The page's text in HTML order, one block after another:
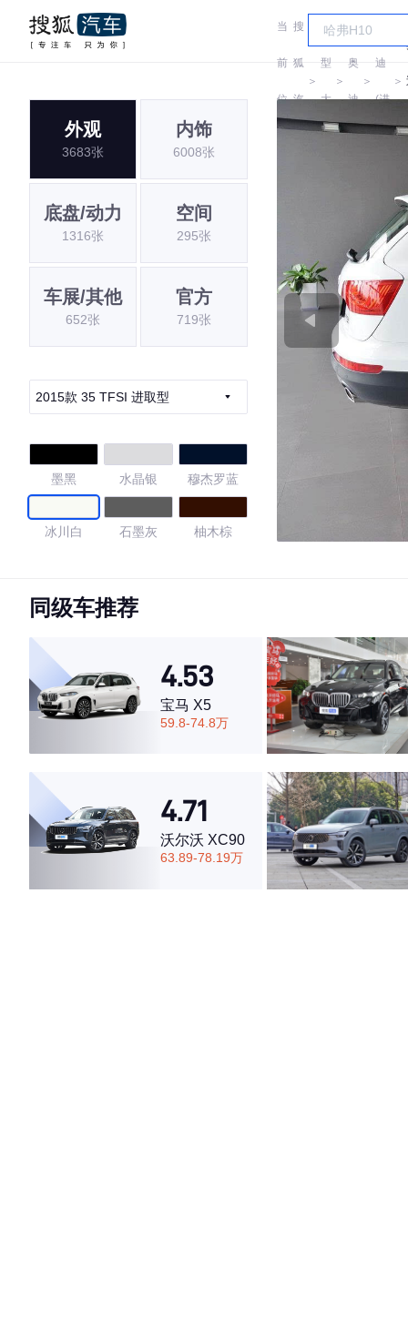
当
前
位
搜
狐
汽
＞
车
型
大
全
＞
奥
迪
＞
迪
(进
口)
＞
外观
3683张
内饰
6008张
底盘/动力
1316张
空间
295张
车展/其他
652张
官方
719张
2015款 35 TFSI 进取型
墨黑 水晶银 穆杰罗蓝
冰川白 石墨灰 柚木棕
花剑银 天云灰 纳瓦拉蓝
4.57
同级车推荐
4.53
宝马 X5
59.8-74.8万
4.71
沃尔沃 XC90
63.89-78.19万